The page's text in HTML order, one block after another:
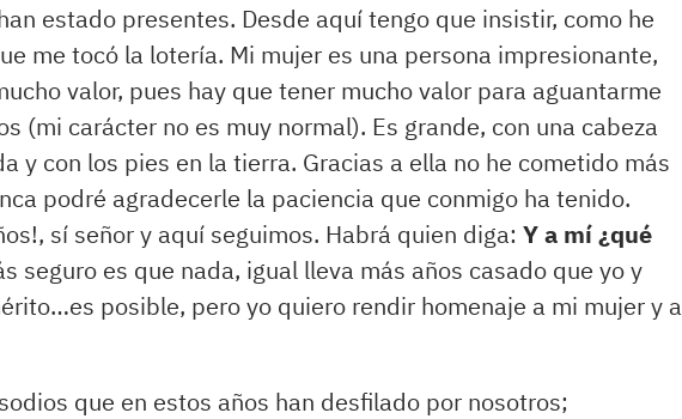
estado presentes. Desde aquí tengo que insistir, como he
me tocó la lotería. Mi mujer es una persona impresionante,
valor, pues hay que tener mucho valor para aguantarme
(mi carácter no es muy normal). Es grande, con una cabeza
y con los pies en la tierra. Gracias a ella no he cometido más
podré agradecerle la paciencia que conmigo ha tenido.
sí señor y aquí seguimos. Habrá quien diga: Y a mí ¿qué
seguro es que nada, igual lleva más años casado que yo y
posible, pero yo quiero rendir homenaje a mi mujer y a
que en estos años han desfilado por nosotros;